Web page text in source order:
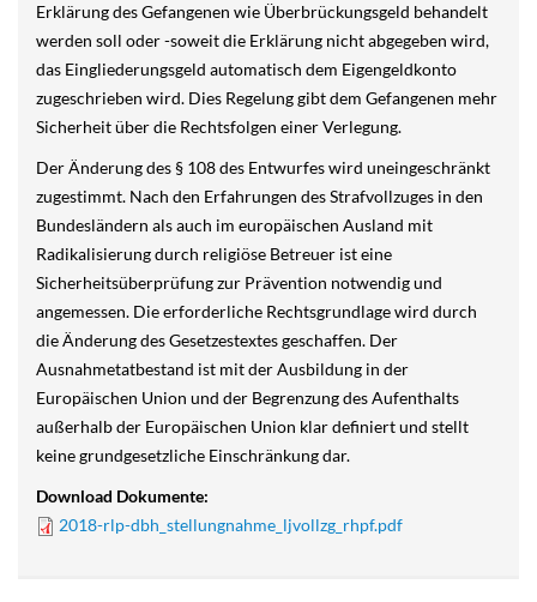
Erklärung des Gefangenen wie Überbrückungsgeld behandelt
werden soll oder -soweit die Erklärung nicht abgegeben wird,
das Eingliederungsgeld automatisch dem Eigengeldkonto
zugeschrieben wird. Dies Regelung gibt dem Gefangenen mehr
Sicherheit über die Rechtsfolgen einer Verlegung.
Der Änderung des § 108 des Entwurfes wird uneingeschränkt
zugestimmt. Nach den Erfahrungen des Strafvollzuges in den
Bundesländern als auch im europäischen Ausland mit
Radikalisierung durch religiöse Betreuer ist eine
Sicherheitsüberprüfung zur Prävention notwendig und
angemessen. Die erforderliche Rechtsgrundlage wird durch
die Änderung des Gesetzestextes geschaffen. Der
Ausnahmetatbestand ist mit der Ausbildung in der
Europäischen Union und der Begrenzung des Aufenthalts
außerhalb der Europäischen Union klar definiert und stellt
keine grundgesetzliche Einschränkung dar.
Download Dokumente:
2018-rlp-dbh_stellungnahme_ljvollzg_rhpf.pdf